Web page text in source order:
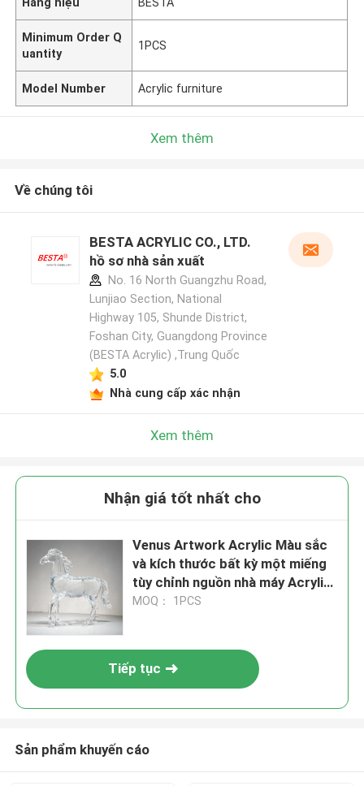
Minimum Order Q
uantity
1PCS
Model Number Acrylic furniture
Xem thêm
Về chúng tôi
BESTA ACRYLIC CO., LTD.
hồ sơ nhà sản xuất
No. 16 North Guangzhu Road,
Lunjiao Section, National
Highway 105, Shunde District,
Foshan City, Guangdong Province
(BESTA Acrylic) ,Trung Quốc
5.0
Nhà cung cấp xác nhận
Xem thêm
Nhận giá tốt nhất cho
Venus Artwork Acrylic Màu sắc
và kích thước bất kỳ một miếng
tùy chỉnh nguồn nhà máy Acrylic
Art
MOQ： 1PCS
Tiếp tục
Sản phẩm khuyến cáo